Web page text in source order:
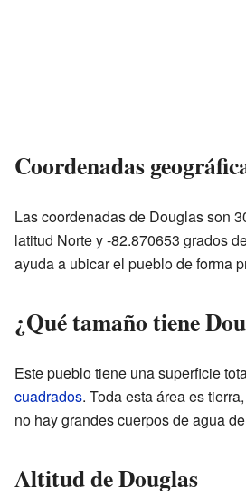
Coordenadas
Las coordenadas de Douglas son
latitud Norte y -82.870653 grados
ayuda a ubicar el pueblo de forma
¿Qué tamaño tiene
Este pueblo tiene una superficie
cuadrados. Toda esta área es
no hay grandes cuerpos de agua
Altitud de Douglas